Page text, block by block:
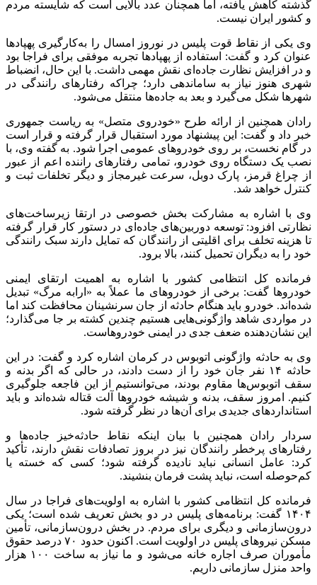
گذشته کاهش یافته، اما همچنان عدد بالایی است که شایسته مردم
و کشور ایران نیست.
وی یکی از نقاط قوت پلیس در نوروز امسال را به‌کارگیری پهپادها
عنوان کرد و گفت: استفاده از پهپادها تجربه موفقی برای فراجا بود
و در افزایش نظارت جاده‌ای نقش مهمی داشت. با این حال، انضباط
شهری هنوز نیاز به ساماندهی دارد؛ چراکه رفتارهای رانندگی در
شهرها شکل می‌گیرد و بعد به جاده‌ها منتقل می‌شود.
رادان همچنین از ارائه طرح «خودروی متصل» به ریاست جمهوری
خبر داد و گفت: این پیشنهاد مورد استقبال قرار گرفته و قرار است
در گام نخست، بر روی خودروهای عمومی اجرا شود. به گفته وی، با
نصب یک دستگاه روی خودرو، تمامی رفتارهای راننده اعم از عبور
از چراغ قرمز، پارک دوبل، سرعت غیرمجاز و دیگر تخلفات ثبت و
کنترل خواهد شد.
وی با اشاره به مشارکت بخش خصوصی در ارتقا زیرساخت‌های
نظارتی افزود: توسعه دوربین‌های جاده‌ای در دستور کار قرار گرفته
تا هزینه تخلف برای اقلیتی از رانندگان که تمایل دارند سبک رانندگی
خود را به دیگران تحمیل کنند، بالا برود.
فرمانده کل انتظامی کشور با اشاره به اهمیت ارتقای ایمنی
خودروها گفت: برخی از خودروهای ما عملاً به «ارابه مرگ» تبدیل
شده‌اند. خودرو باید هنگام حادثه از جان سرنشینان محافظت کند اما
در مواردی شاهد واژگونی‌هایی هستیم چندین کشته بر جا می‌گذارد؛
این نشان‌دهنده ضعف جدی در ایمنی خودروهاست.
وی به حادثه واژگونی اتوبوس در کرمان اشاره کرد و گفت: در این
حادثه ۱۴ نفر جان خود را از دست دادند، در حالی که اگر بدنه و
سقف اتوبوس‌ها مقاوم بودند، می‌توانستیم از این فاجعه جلوگیری
کنیم. امروز سقف، بدنه و شیشه خودروها آلت قتاله شده‌اند و باید
استانداردهای جدیدی برای آن‌ها در نظر گرفته شود.
سردار رادان همچنین با بیان اینکه نقاط حادثه‌خیز جاده‌ها و
رفتارهای پرخطر رانندگان نیز در بروز تصادفات نقش دارند، تأکید
کرد: عامل انسانی نباید نادیده گرفته شود؛ کسی که خسته یا
کم‌حوصله است، نباید پشت فرمان بنشیند.
فرمانده کل انتظامی کشور با اشاره به اولویت‌های فراجا در سال
۱۴۰۴ گفت: برنامه‌های پلیس در دو بخش تعریف شده است؛ یکی
درون‌سازمانی و دیگری برای مردم. در بخش درون‌سازمانی، تأمین
مسکن نیروهای پلیس در اولویت است. اکنون حدود ۷۰ درصد حقوق
مأموران صرف اجاره خانه می‌شود و ما نیاز به ساخت ۱۰۰ هزار
واحد منزل سازمانی داریم.